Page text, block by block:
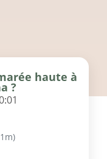
haute à
?
)